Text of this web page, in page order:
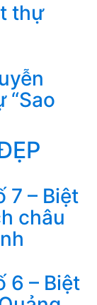
thự
“Sao
7 – Biệt
châu
6 – Biệt